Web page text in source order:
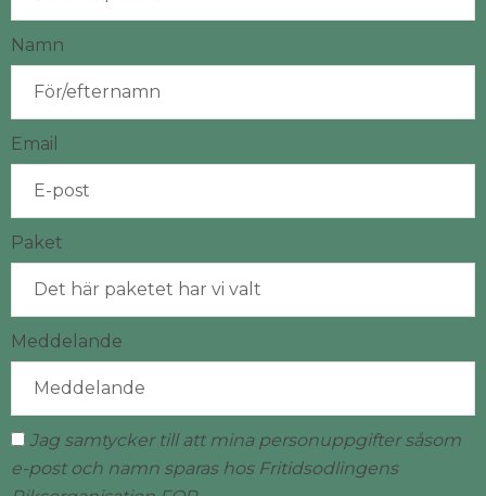
Namn
Email
Paket
Meddelande
Jag samtycker till att mina personuppgifter såsom
e-post och namn sparas hos Fritidsodlingens